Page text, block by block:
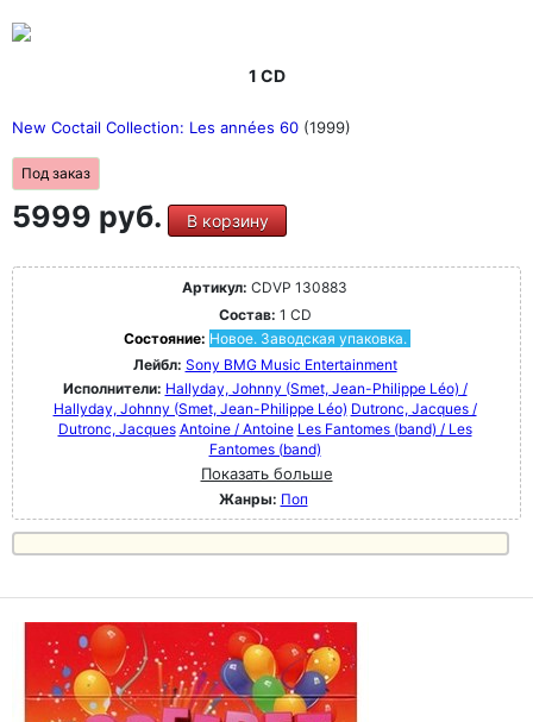
1 CD
New Coctail Collection: Les années 60 (1999)
Под заказ
5999 руб. В корзину
Артикул: CDVP 130883
Состав: 1 CD
Состояние: Новое. Заводская упаковка.
Лейбл: Sony BMG Music Entertainment
Исполнители: Hallyday, Johnny (Smet, Jean-Philippe Léo) /
Hallyday, Johnny (Smet, Jean-Philippe Léo) Dutronc, Jacques /
Dutronc, Jacques Antoine / Antoine Les Fantomes (band) / Les
Fantomes (band)
Показать больше
Жанры: Поп